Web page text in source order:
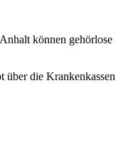
können gehörlose
über die Krankenkassen